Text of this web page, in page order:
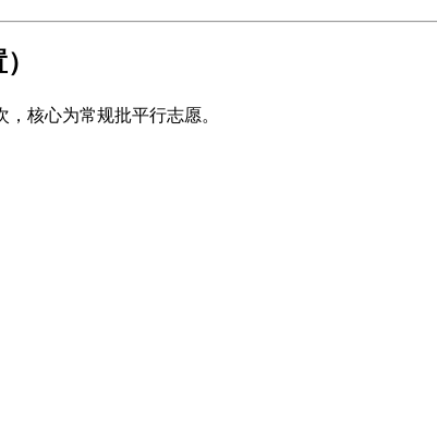
，核心为常规批平行志愿。